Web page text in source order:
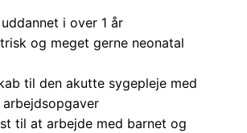
i over 1 år
og meget gerne neonatal
til den akutte sygepleje med
til at arbejde med barnet og